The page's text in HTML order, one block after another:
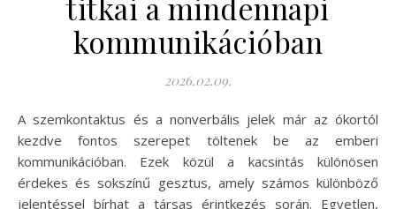
kommunikációban
2026.02.09.
A szemkontaktus és a nonverbális jelek már az ókortól
kezdve fontos szerepet töltenek be az emberi
kommunikációban. Ezek közül a kacsintás különösen
érdekes és sokszínű gesztus, amely számos különböző
jelentéssel bírhat a társas érintkezés során. Egyetlen,